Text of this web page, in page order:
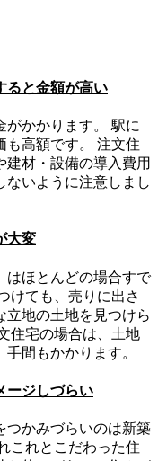
ると金額が高い
がかかります。 駅に
も高額です。 注文住
材・設備の導入費用
ないように注意しまし
大変
はほとんどの場合すで
けても、売りに出さ
立地の土地を見つけら
住宅の場合は、土地
間もかかります。
ージしづらい
つかみづらいのは新築
これとこだわった住